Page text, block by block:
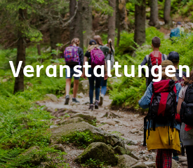
Veranstaltungen